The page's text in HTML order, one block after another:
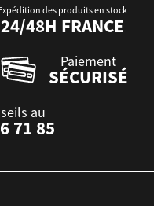
des produits en stock
24/48H FRANCE
Paiement
SÉCURISÉ
au
71 85